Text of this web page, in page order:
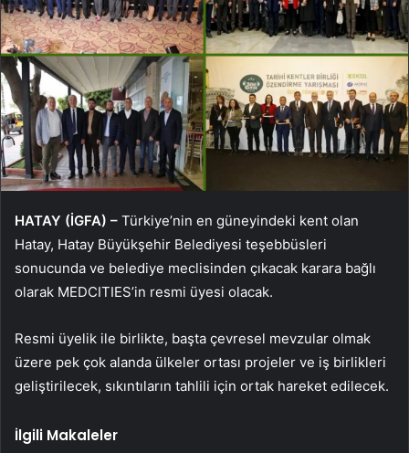
HATAY (İGFA) – Türkiye’nin en güneyindeki kent olan
Hatay, Hatay Büyükşehir Belediyesi teşebbüsleri
sonucunda ve belediye meclisinden çıkacak karara bağlı
olarak MEDCITIES’in resmi üyesi olacak.
Resmi üyelik ile birlikte, başta çevresel mevzular olmak
üzere pek çok alanda ülkeler ortası projeler ve iş birlikleri
geliştirilecek, sıkıntıların tahlili için ortak hareket edilecek.
İlgili Makaleler